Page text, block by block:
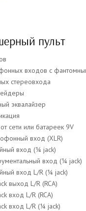
пульт
входов с
стереовхода
эквалайзер
сети или батареек 9V
вход (XLR)
вход (¼ jack)
вход (¼ jack)
вход L/R (¼ jack)
выход L/R (RCA)
вход L/R (RCA)
вход L/R (¼ jack)